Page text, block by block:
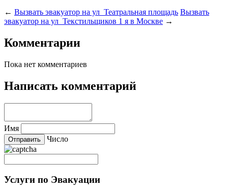
← Вызвать эвакуатор на ул Театральная площадь Вызвать
эвакуатор на ул Текстильщиков 1 я в Москве →
Комментарии
Пока нет комментариев
Написать комментарий
Имя
Число
Услуги по Эвакуации